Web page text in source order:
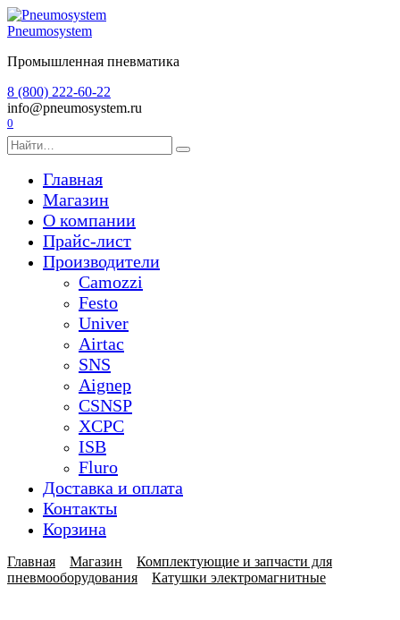
Перейти
к
Pneumosystem
Промышленная пневматика
8 (800) 222-60-22
info@pneumosystem.ru
0
Search
for:
Главная
Магазин
О компании
Прайс-лист
Производители
Camozzi
Festo
Univer
Airtac
SNS
Aignep
CSNSP
XCPC
ISB
Fluro
Доставка и оплата
Контакты
Корзина
Главная Магазин
Комплектующие и запчасти для
пневмооборудования
Катушки электромагнитные